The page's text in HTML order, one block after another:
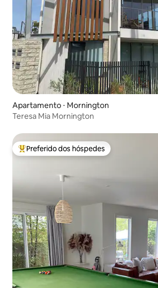
Apartamento ⋅ Mornington
Teresa Mia Mornington
Entre os melhores preferidos dos hóspedes
Preferido dos hóspedes